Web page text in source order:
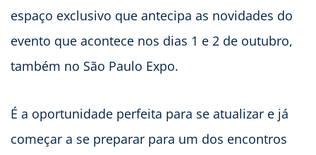
espaço exclusivo que antecipa as novidades do
evento que acontece nos dias 1 e 2 de outubro,
também no São Paulo Expo.
É a oportunidade perfeita para se atualizar e já
começar a se preparar para um dos encontros